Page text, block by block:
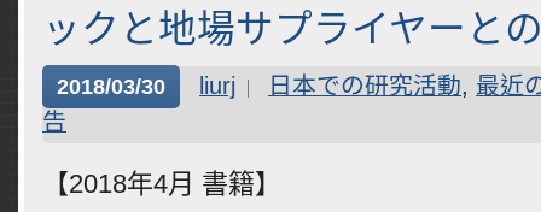
ックと地場サプライヤーと
2018/03/30 liurj 日本での研究活動, 最近
告
【2018年4月 書籍】